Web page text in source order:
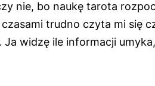
nie, bo naukę tarota
trudno czyta mi się
widzę ile informacji